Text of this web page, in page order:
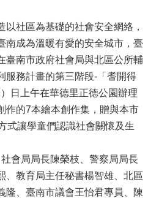
社區為基礎的社會安全網絡，
南成為溫暖有愛的安全城市，臺
臺南市政府社會局與北區公所輔
服務計畫的第三階段-「耆開得
日上午在華德里正德公園辦理
作的7本繪本創作集，贈與本市
式讓學童們認識社會關懷及生
會局局長陳榮枝、警察局局長
、教育局主任秘書楊智雄、北區
隆、臺南市議會王怡君專員、陳